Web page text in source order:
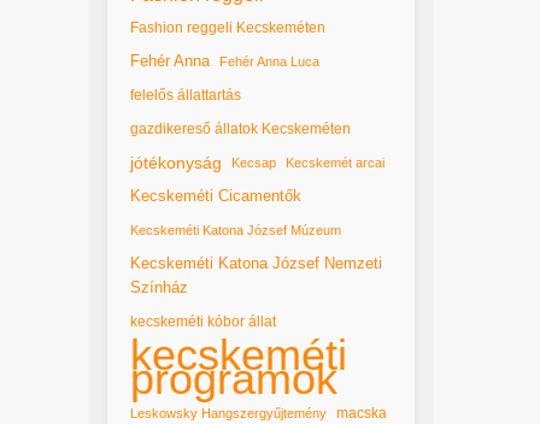
Fashion reggeli Kecskeméten
Fehér Anna Fehér Anna Luca
felelős állattartás
gazdikereső állatok Kecskeméten
jótékonyság Kecsap Kecskemét arcai
Kecskeméti Cicamentők
Kecskeméti Katona József Múzeum
Kecskeméti Katona József Nemzeti
Színház
kecskeméti kóbor állat
kecskeméti
programok
Leskowsky Hangszergyűjtemény macska